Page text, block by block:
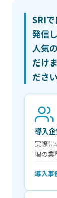
SRI
発信
人気
だけ
ださい
導入
実際に
理の業
導入